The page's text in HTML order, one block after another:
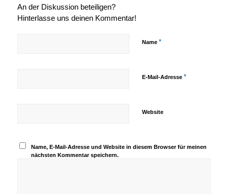
An der Diskussion beteiligen?
Hinterlasse uns deinen Kommentar!
Name *
E-Mail-Adresse *
Website
Name, E-Mail-Adresse und Website in diesem Browser für meinen
nächsten Kommentar speichern.